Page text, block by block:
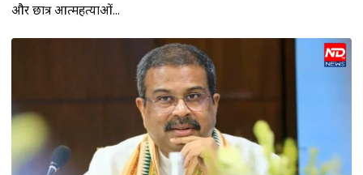
और छात्र आत्महत्याओं...